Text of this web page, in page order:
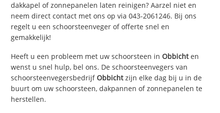
dakkapel of zonnepanelen laten reinigen? Aarzel niet en
neem direct contact met ons op via 043-2061246. Bij ons
regelt u een schoorsteenveger of offerte snel en
gemakkelijk!
Heeft u een probleem met uw schoorsteen inObbichten
wenst u snel hulp, bel ons. De schoorsteenvegers van
schoorsteenvegersbedrijfObbichtzijn elke dag bij u in de
buurt om uw schoorsteen, dakpannen of zonnepanelen te
herstellen.